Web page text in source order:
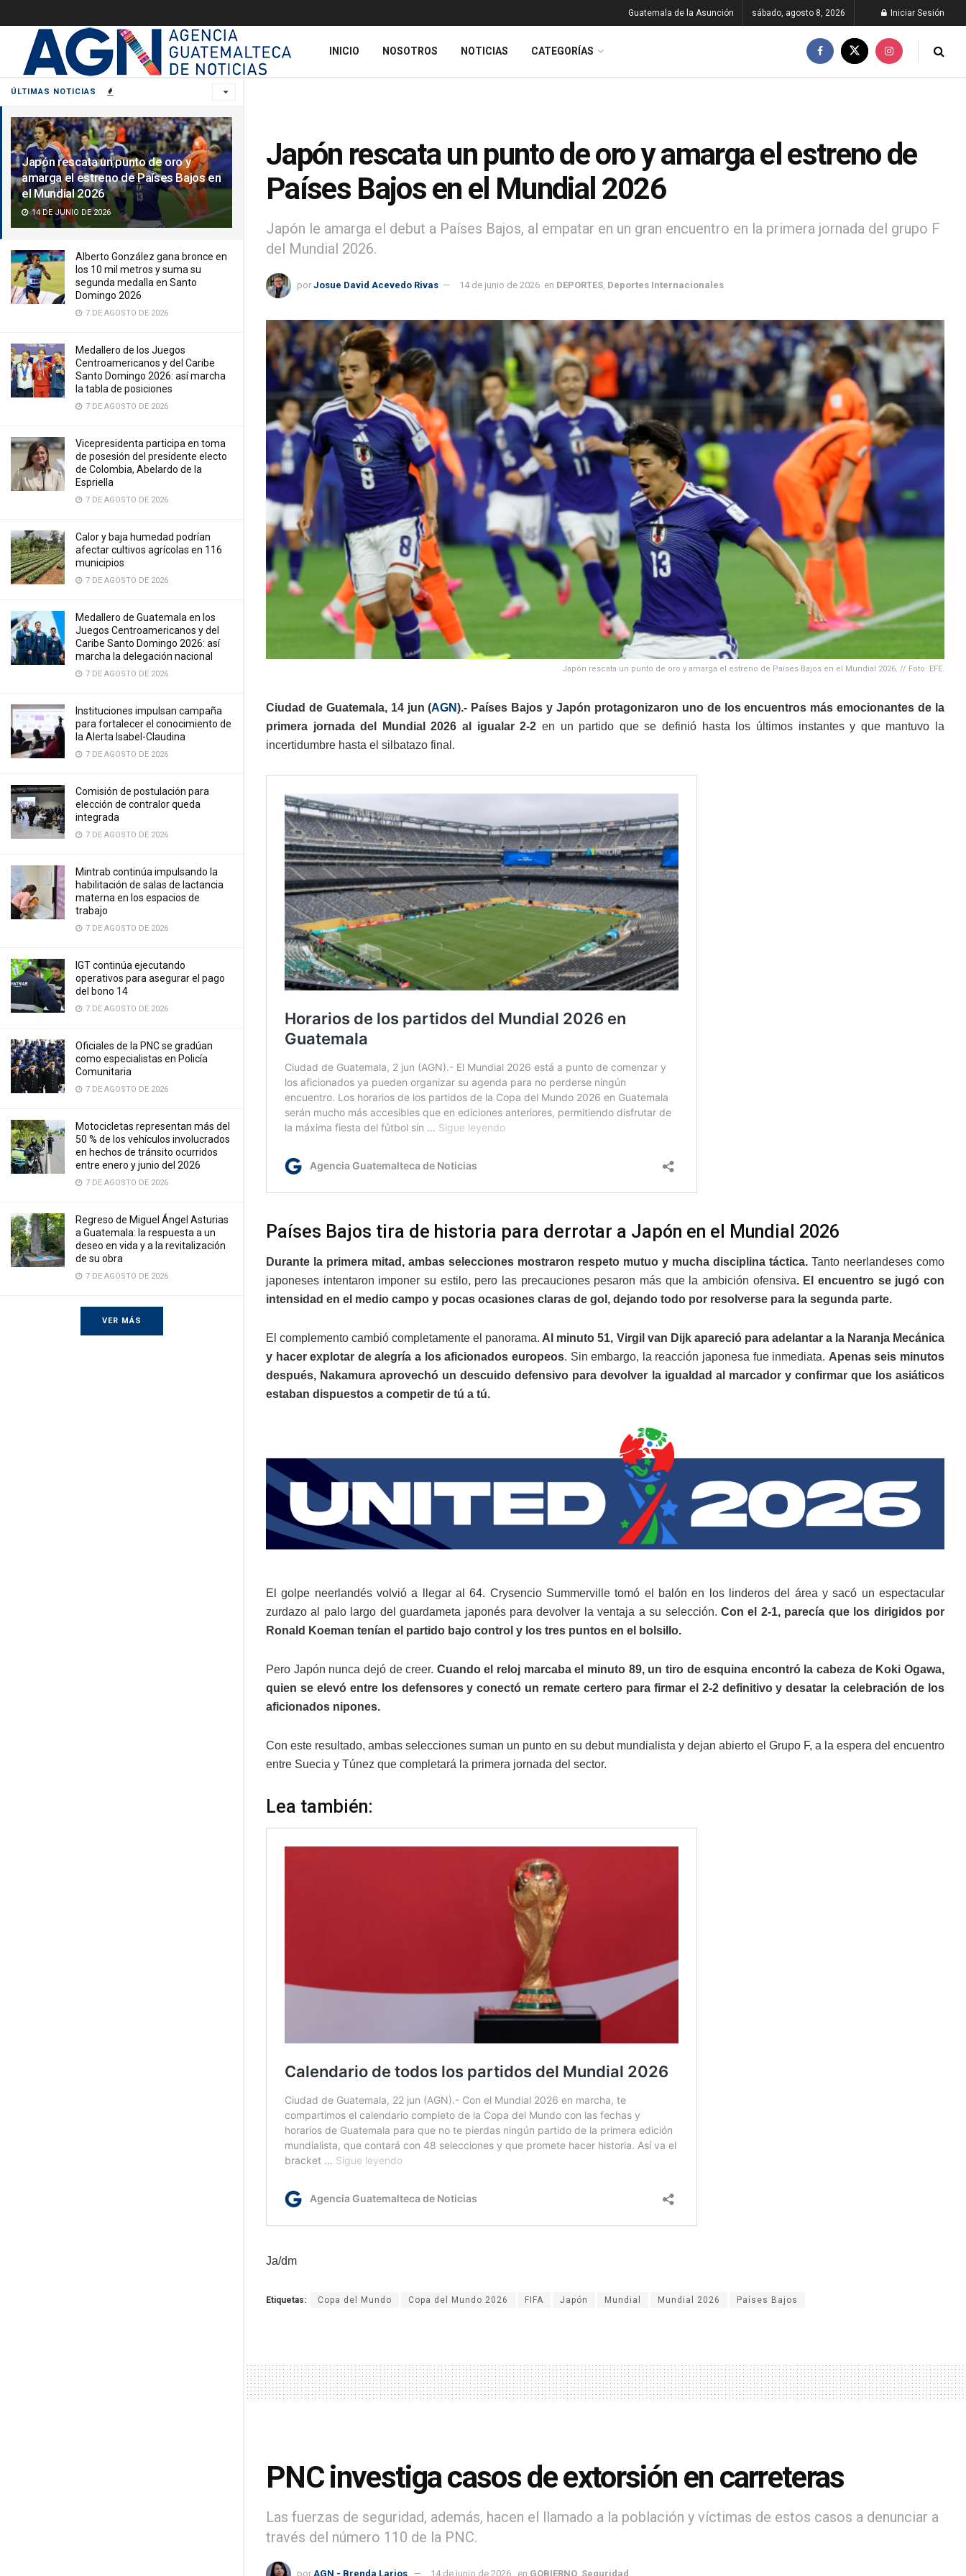
ÚLTIMAS NOTICIAS
Japón rescata un punto de oro y
amarga el estreno de Países Bajos en
el Mundial 2026
14 DE JUNIO DE 2026
Alberto González gana bronce en
los 10 mil metros y suma su
segunda medalla en Santo
Domingo 2026
7 DE AGOSTO DE 2026
Medallero de los Juegos
Centroamericanos y del Caribe
Santo Domingo 2026: así marcha
la tabla de posiciones
7 DE AGOSTO DE 2026
Vicepresidenta participa en toma
de posesión del presidente electo
de Colombia, Abelardo de la
Espriella
7 DE AGOSTO DE 2026
Calor y baja humedad podrían
afectar cultivos agrícolas en 116
municipios
7 DE AGOSTO DE 2026
Medallero de Guatemala en los
Juegos Centroamericanos y del
Caribe Santo Domingo 2026: así
marcha la delegación nacional
7 DE AGOSTO DE 2026
Instituciones impulsan campaña
para fortalecer el conocimiento de
la Alerta Isabel-Claudina
7 DE AGOSTO DE 2026
Comisión de postulación para
elección de contralor queda
integrada
7 DE AGOSTO DE 2026
Mintrab continúa impulsando la
habilitación de salas de lactancia
materna en los espacios de
trabajo
7 DE AGOSTO DE 2026
IGT continúa ejecutando
operativos para asegurar el pago
del bono 14
7 DE AGOSTO DE 2026
Oficiales de la PNC se gradúan
como especialistas en Policía
Comunitaria
7 DE AGOSTO DE 2026
Motocicletas representan más del
50 % de los vehículos involucrados
en hechos de tránsito ocurridos
entre enero y junio del 2026
7 DE AGOSTO DE 2026
Regreso de Miguel Ángel Asturias
a Guatemala: la respuesta a un
deseo en vida y a la revitalización
de su obra
7 DE AGOSTO DE 2026
VER MÁS
Guatemala de la Asunción sábado, agosto 8, 2026 Iniciar Sesión
INICIO NOSOTROS NOTICIAS CATEGORÍAS
Japón rescata un punto de oro y amarga el estreno de
Países Bajos en el Mundial 2026
Japón le amarga el debut a Países Bajos, al empatar en un gran encuentro en la primera jornada del grupo F
del Mundial 2026.
por Josue David Acevedo Rivas 14 de junio de 2026 en DEPORTES Deportes Internacionales
Japón rescata un punto de oro y amarga el estreno de Países Bajos en el Mundial 2026. // Foto: EFE.
Ciudad de Guatemala, 14 jun (AGN).- Países Bajos y Japón protagonizaron uno de los encuentros más emocionantes de la
primera jornada del Mundial 2026 al igualar 2-2 en un partido que se definió hasta los últimos instantes y que mantuvo la
incertidumbre hasta el silbatazo final.
Países Bajos tira de historia para derrotar a Japón en el Mundial 2026
Durante la primera mitad, ambas selecciones mostraron respeto mutuo y mucha disciplina táctica. Tanto neerlandeses como
japoneses intentaron imponer su estilo, pero las precauciones pesaron más que la ambición ofensiva. El encuentro se jugó con
intensidad en el medio campo y pocas ocasiones claras de gol, dejando todo por resolverse para la segunda parte.
El complemento cambió completamente el panorama. Al minuto 51, Virgil van Dijk apareció para adelantar a la Naranja Mecánica
y hacer explotar de alegría a los aficionados europeos. Sin embargo, la reacción japonesa fue inmediata. Apenas seis minutos
después, Nakamura aprovechó un descuido defensivo para devolver la igualdad al marcador y confirmar que los asiáticos
estaban dispuestos a competir de tú a tú.
El golpe neerlandés volvió a llegar al 64. Crysencio Summerville tomó el balón en los linderos del área y sacó un espectacular
zurdazo al palo largo del guardameta japonés para devolver la ventaja a su selección. Con el 2-1, parecía que los dirigidos por
Ronald Koeman tenían el partido bajo control y los tres puntos en el bolsillo.
Pero Japón nunca dejó de creer. Cuando el reloj marcaba el minuto 89, un tiro de esquina encontró la cabeza de Koki Ogawa,
quien se elevó entre los defensores y conectó un remate certero para firmar el 2-2 definitivo y desatar la celebración de los
aficionados nipones.
Con este resultado, ambas selecciones suman un punto en su debut mundialista y dejan abierto el Grupo F, a la espera del encuentro
entre Suecia y Túnez que completará la primera jornada del sector.
Lea también:
Ja/dm
Etiquetas: Copa del Mundo Copa del Mundo 2026 FIFA Japón Mundial Mundial 2026 Países Bajos
PNC investiga casos de extorsión en carreteras
Las fuerzas de seguridad, además, hacen el llamado a la población y víctimas de estos casos a denunciar a
través del número 110 de la PNC.
por AGN - Brenda Larios 14 de junio de 2026 en GOBIERNO Seguridad